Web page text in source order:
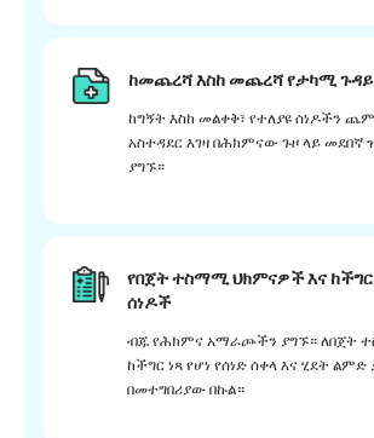
ከመጨረሻ እስከ መጨረሻ የታካሚ ጉዳይ
ከግኝት እስከ መልቀቅ፣ የተለያዩ ሰነዶችን
አስተዳደር እገዛ በሕክምናው ጉዞ ላይ መደበኛ
ያግኙ።
የበጀት ተስማሚ ህክምናዎች እና ከችግር
ሰነዶች
ብጁ የሕክምና አማራጮችን ያግኙ። ለበጀት
ከችግር ነጻ የሆነ የሰነድ ሰቀላ እና ሂደት
በመተግበሪያው በኩል።